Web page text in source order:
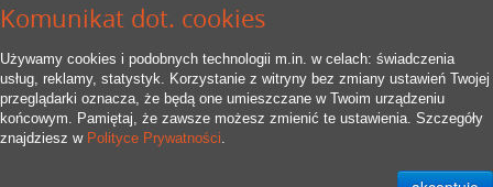
Komunikat dot. cookies
Używamy cookies i podobnych technologii m.in. w celach: świadczenia
usług, reklamy, statystyk. Korzystanie z witryny bez zmiany ustawień Twojej
przeglądarki oznacza, że będą one umieszczane w Twoim urządzeniu
końcowym. Pamiętaj, że zawsze możesz zmienić te ustawienia. Szczegóły
znajdziesz w Polityce Prywatności.